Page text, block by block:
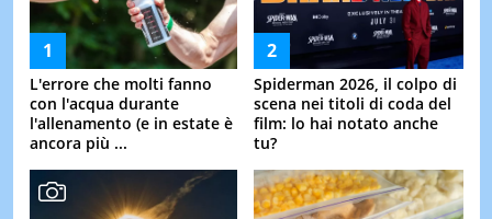
L'errore che molti fanno
con l'acqua durante
l'allenamento (e in estate è
ancora più ...
Spiderman 2026, il colpo di
scena nei titoli di coda del
film: lo hai notato anche
tu?